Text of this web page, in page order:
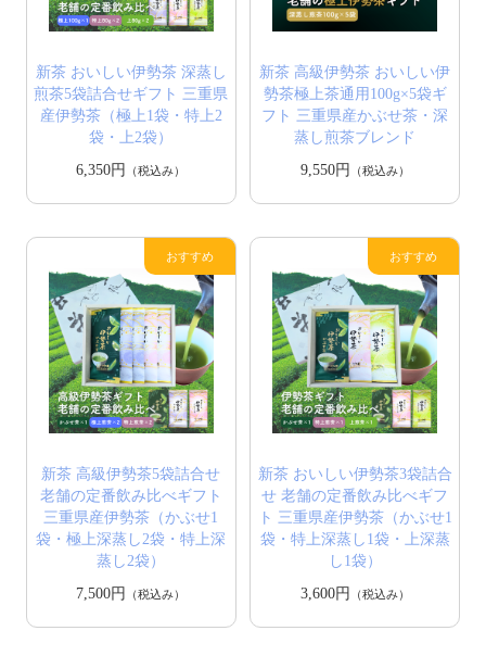
新茶 おいしい伊勢茶 深蒸し
煎茶5袋詰合せギフト 三重県
産伊勢茶（極上1袋・特上2
袋・上2袋）
6,350円
（税込み）
新茶 高級伊勢茶 おいしい伊
勢茶極上茶通用100g×5袋ギ
フト 三重県産かぶせ茶・深
蒸し煎茶ブレンド
9,550円
（税込み）
新茶 高級伊勢茶5袋詰合せ
老舗の定番飲み比べギフト
三重県産伊勢茶（かぶせ1
袋・極上深蒸し2袋・特上深
蒸し2袋）
7,500円
（税込み）
新茶 おいしい伊勢茶3袋詰合
せ 老舗の定番飲み比べギフ
ト 三重県産伊勢茶（かぶせ1
袋・特上深蒸し1袋・上深蒸
し1袋）
3,600円
（税込み）